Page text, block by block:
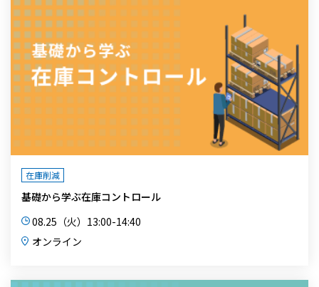
在庫削減
基礎から学ぶ在庫コントロール
08.25（火）13:00-14:40
オンライン